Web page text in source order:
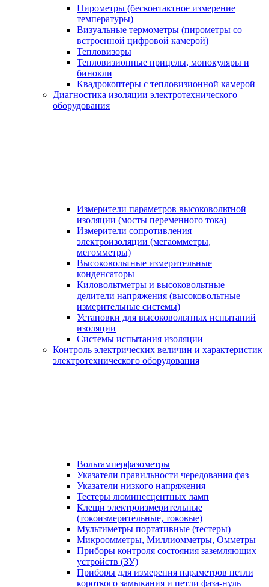
Пирометры (бесконтактное измерение
температуры)
Визуальные термометры (пирометры со
встроенной цифровой камерой)
Тепловизоры
Тепловизионные прицелы, монокуляры и
бинокли
Квадрокоптеры с тепловизионной камерой
Диагностика изоляции электротехнического
оборудования
Измерители параметров высоковольтной
изоляции (мосты переменного тока)
Измерители сопротивления
электроизоляции (мегаомметры,
мегомметры)
Высоковольтные измерительные
конденсаторы
Киловольтметры и высоковольтные
делители напряжения (высоковольтные
измерительные системы)
Установки для высоковольтных испытаний
изоляции
Системы испытания изоляции
Контроль электрических величин и характеристик
электротехнического оборудования
Вольтамперфазометры
Указатели правильности чередования фаз
Указатели низкого напряжения
Тестеры люминесцентных ламп
Клещи электроизмерительные
(токоизмерительные, токовые)
Мультиметры портативные (тестеры)
Микроомметры, Миллиомметры, Омметры
Приборы контроля состояния заземляющих
устройств (ЗУ)
Приборы для измерения параметров петли
короткого замыкания и петли фаза-нуль